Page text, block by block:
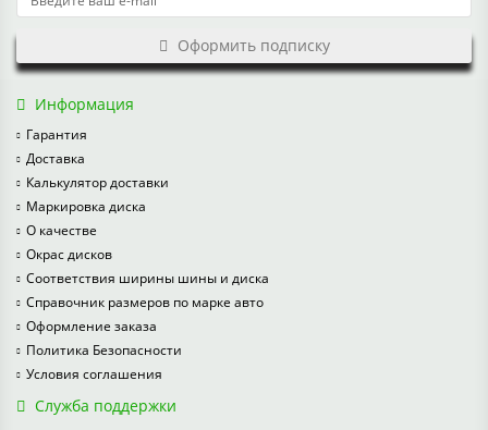
Оформить подписку
Информация
Гарантия
Доставка
Калькулятор доставки
Маркировка диска
О качестве
Окрас дисков
Соответствия ширины шины и диска
Справочник размеров по марке авто
Оформление заказа
Политика Безопасности
Условия соглашения
Служба поддержки